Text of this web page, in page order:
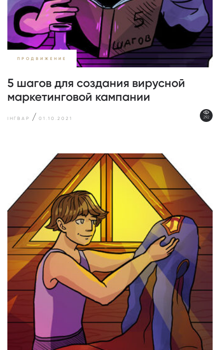
ПРОДВИЖЕНИЕ
5 шагов для создания вирусной
маркетинговой кампании
ІНГВАР /01.10.2021 292